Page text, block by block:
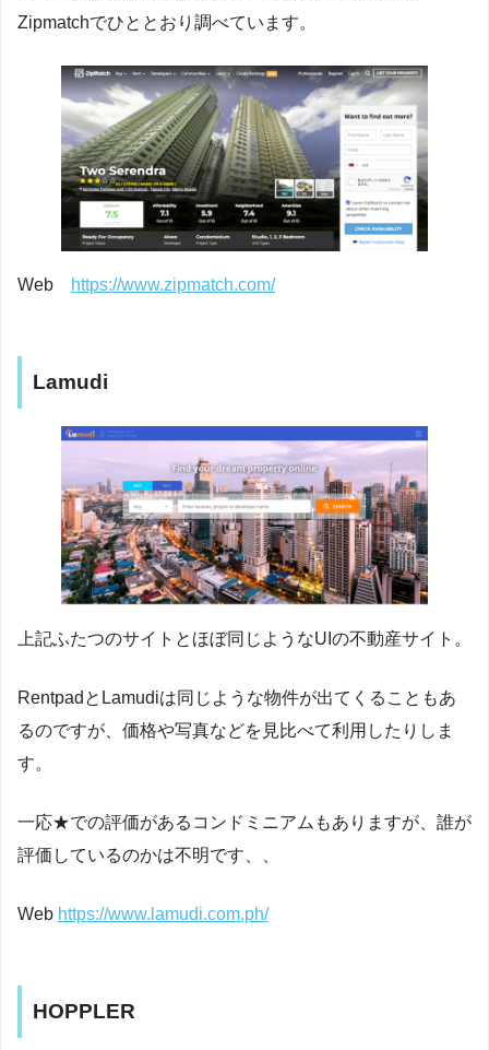
Zipmatchでひととおり調べています。
Web https://www.zipmatch.com/
Lamudi
上記ふたつのサイトとほぼ同じようなUIの不動産サイト。
RentpadとLamudiは同じような物件が出てくることもあ
るのですが、価格や写真などを見比べて利用したりしま
す。
一応★での評価があるコンドミニアムもありますが、誰が
評価しているのかは不明です、、
Web https://www.lamudi.com.ph/
HOPPLER